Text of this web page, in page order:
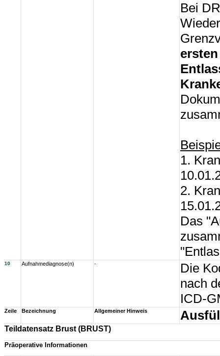
Bei
1.
2.
Das
10 Aufnahmediagnose(n) -
Die
nach
ICD-
Zeile Bezeichnung Allgemeiner Hinweis
Teildatensatz Brust (BRUST)
Präoperative Informationen